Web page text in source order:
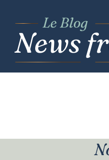
Newsfr
Le Blog